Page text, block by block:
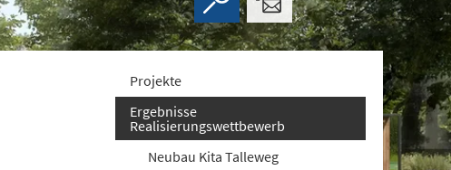
Projekte
Ergebnisse
Realisierungswettbewerb
Neubau Kita Talleweg